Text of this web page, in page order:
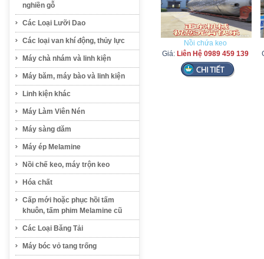
nghiền gỗ
Các Loại Lưỡi Dao
Các loại van khí động, thủy lực
Máy chà nhám và linh kiện
Máy băm, máy bào và linh kiện
Linh kiện khác
Máy Làm Viên Nén
Máy sàng dăm
Máy ép Melamine
Nồi chế keo, máy trộn keo
Hóa chất
Cấp mới hoặc phục hồi tấm
khuôn, tấm phim Melamine cũ
Các Loại Băng Tải
Máy bóc vỏ tang trống
Nồi chứa keo
Giá: Liên Hệ 0989 459 139